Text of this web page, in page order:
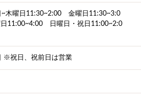
~木曜日11:30~2:00 金曜日11:30~3:0
11:00~4:00 日曜日・祝日11:00~2:0
※祝日、祝前日は営業